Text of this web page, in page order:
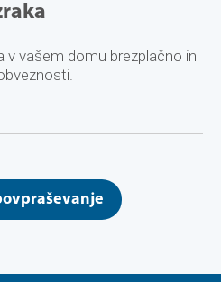
v vašem domu brezplačno in